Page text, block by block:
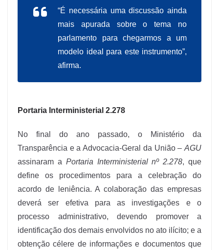
“É necessária uma discussão ainda
mais apurada sobre o tema no
parlamento para chegarmos a um
modelo ideal para este instrumento”,
afirma.
Portaria Interministerial 2.278
No final do ano passado, o Ministério da
Transparência e a Advocacia-Geral da União – AGU
assinaram a Portaria Interministerial nº 2.278, que
define os procedimentos para a celebração do
acordo de leniência. A colaboração das empresas
deverá ser efetiva para as investigações e o
processo administrativo, devendo promover a
identificação dos demais envolvidos no ato ilícito; e a
obtenção célere de informações e documentos que